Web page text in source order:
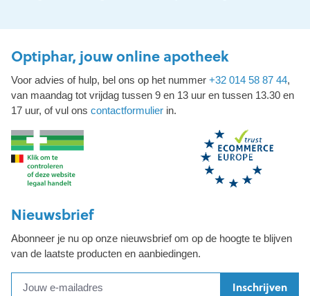
Optiphar, jouw online apotheek
Voor advies of hulp, bel ons op het nummer +32 014 58 87 44,
van maandag tot vrijdag tussen 9 en 13 uur en tussen 13.30 en
17 uur, of vul ons contactformulier in.
Nieuwsbrief
Abonneer je nu op onze nieuwsbrief om op de hoogte te blijven
van de laatste producten en aanbiedingen.
Inschrijven